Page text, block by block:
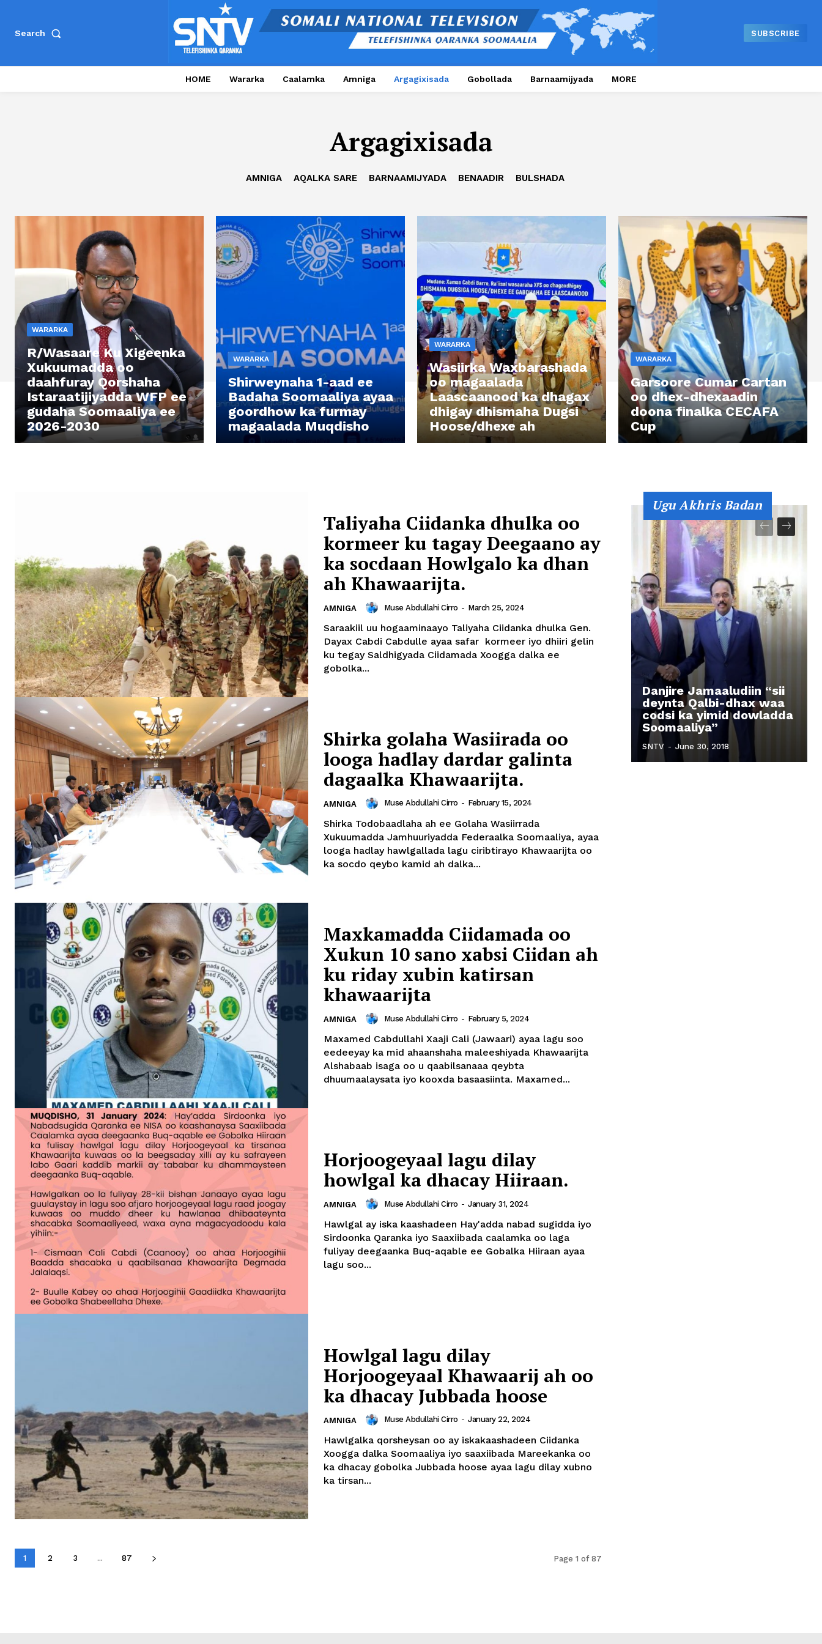
Search SUBSCRIBE
HOME Wararka Caalamka Amniga Argagixisada Gobollada Barnaamijyada MORE
Argagixisada
AMNIGA AQALKA SARE BARNAAMIJYADA BENAADIR BULSHADA
WARARKA
R/Wasaare Ku Xigeenka
Xukuumadda oo
daahfuray Qorshaha
Istaraatijiyadda WFP ee
gudaha Soomaaliya ee
2026-2030
WARARKA
Shirweynaha 1-aad ee
Badaha Soomaaliya ayaa
goordhow ka furmay
magaalada Muqdisho
WARARKA
Wasiirka Waxbarashada
oo magaalada
Laascaanood ka dhagax
dhigay dhismaha Dugsi
Hoose/dhexe ah
WARARKA
Garsoore Cumar Cartan
oo dhex-dhexaadin
doona finalka CECAFA
Cup
Taliyaha Ciidanka dhulka oo
kormeer ku tagay Deegaano ay
ka socdaan Howlgalo ka dhan
ah Khawaarijta.
AMNIGA Muse Abdullahi Cirro - March 25, 2024
Saraakiil uu hogaaminaayo Taliyaha Ciidanka dhulka Gen.
Dayax Cabdi Cabdulle ayaa safar kormeer iyo dhiiri gelin
ku tegay Saldhigyada Ciidamada Xoogga dalka ee
gobolka...
Shirka golaha Wasiirada oo
looga hadlay dardar galinta
dagaalka Khawaarijta.
AMNIGA Muse Abdullahi Cirro - February 15, 2024
Shirka Todobaadlaha ah ee Golaha Wasiirrada
Xukuumadda Jamhuuriyadda Federaalka Soomaaliya, ayaa
looga hadlay hawlgallada lagu ciribtirayo Khawaarijta oo
ka socdo qeybo kamid ah dalka...
Maxkamadda Ciidamada oo
Xukun 10 sano xabsi Ciidan ah
ku riday xubin katirsan
khawaarijta
AMNIGA Muse Abdullahi Cirro - February 5, 2024
Maxamed Cabdullahi Xaaji Cali (Jawaari) ayaa lagu soo
eedeeyay ka mid ahaanshaha maleeshiyada Khawaarijta
Alshabaab isaga oo u qaabilsanaaa qeybta
dhuumaalaysata iyo kooxda basaasiinta. Maxamed...
Horjoogeyaal lagu dilay
howlgal ka dhacay Hiiraan.
AMNIGA Muse Abdullahi Cirro - January 31, 2024
Hawlgal ay iska kaashadeen Hay'adda nabad sugidda iyo
Sirdoonka Qaranka iyo Saaxiibada caalamka oo laga
fuliyay deegaanka Buq-aqable ee Gobalka Hiiraan ayaa
lagu soo...
Howlgal lagu dilay
Horjoogeyaal Khawaarij ah oo
ka dhacay Jubbada hoose
AMNIGA Muse Abdullahi Cirro - January 22, 2024
Hawlgalka qorsheysan oo ay iskakaashadeen Ciidanka
Xoogga dalka Soomaaliya iyo saaxiibada Mareekanka oo
ka dhacay gobolka Jubbada hoose ayaa lagu dilay xubno
ka tirsan...
1 2 3 ... 87 Page 1 of 87
Ugu Akhris Badan
Danjire Jamaaludiin “sii
deynta Qalbi-dhax waa
codsi ka yimid dowladda
Soomaaliya”
SNTV - June 30, 2018